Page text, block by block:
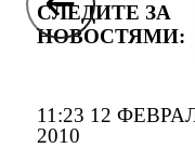
11:23 12
2010
СЛЕДИТЕ ЗА
НОВОСТЯМИ: